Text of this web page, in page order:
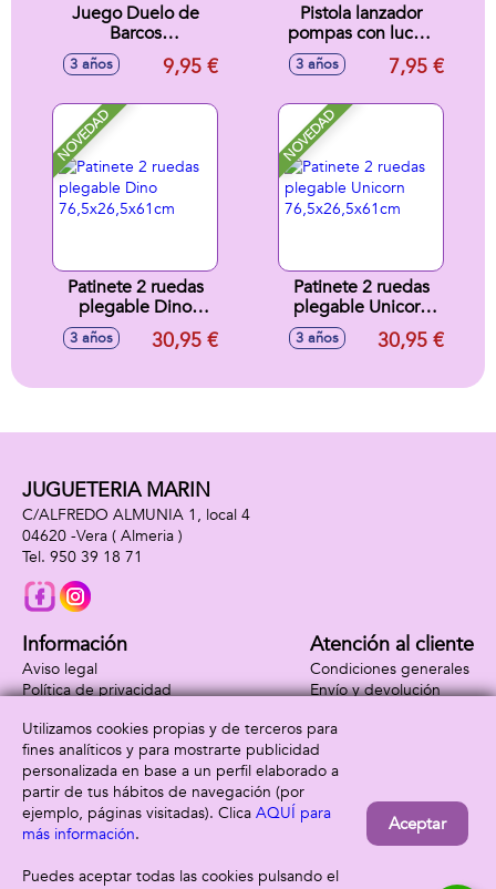
Juego Duelo de
Barcos
26'50x26'50x7'8cm
3 años 9,95 €
Pistola lanzador
pompas con luces,
botella 60 ml.
3 años 7,95 €
NOVEDAD
Patinete 2 ruedas
plegable Dino
76,5x26,5x61cm
3 años 30,95 €
NOVEDAD
Patinete 2 ruedas
plegable Unicorn
76,5x26,5x61cm
3 años 30,95 €
JUGUETERIA MARIN
C/ALFREDO ALMUNIA 1, local 4
04620 -Vera ( Almeria )
950 39 18 71
Información
Aviso legal
Política de privacidad
Atención al cliente
Condiciones generales
Envío y devolución
Formas de pago
Utilizamos cookies propias y de terceros para
fines analíticos y para mostrarte publicidad
personalizada en base a un perfil elaborado a
partir de tus hábitos de navegación (por
ejemplo, páginas visitadas). Clica AQUÍ para
más información.
Puedes aceptar todas las cookies pulsando el
Aceptar